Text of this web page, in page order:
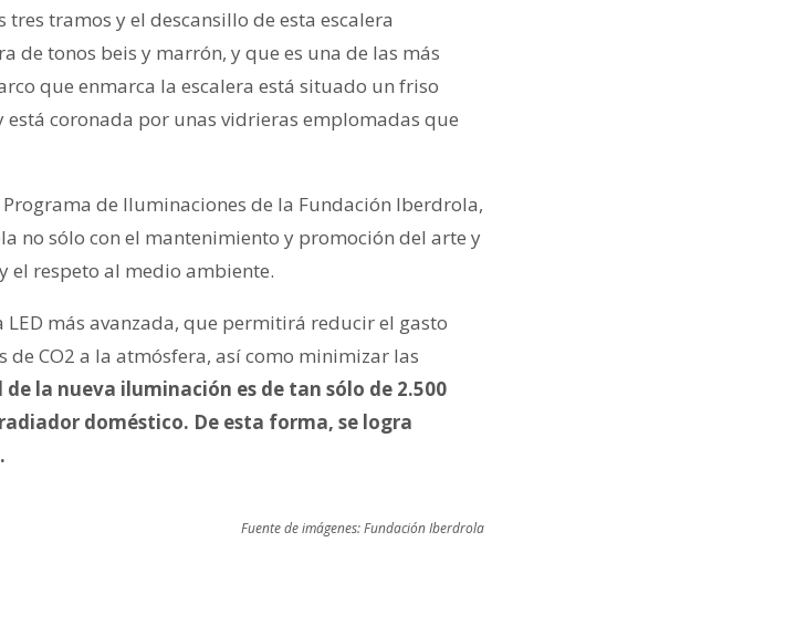
tramos y el descansillo de esta escalera
de tonos beis y marrón, y que es una de las más
que enmarca la escalera está situado un friso
coronada por unas vidrieras emplomadas que
de Iluminaciones de la Fundación Iberdrola,
no sólo con el mantenimiento y promoción del arte y
el respeto al medio ambiente.
más avanzada, que permitirá reducir el gasto
CO2 a la atmósfera, así como minimizar las
la nueva iluminación es de tan sólo de 2.500
doméstico. De esta forma, se logra
Fuente de imágenes: Fundación Iberdrola